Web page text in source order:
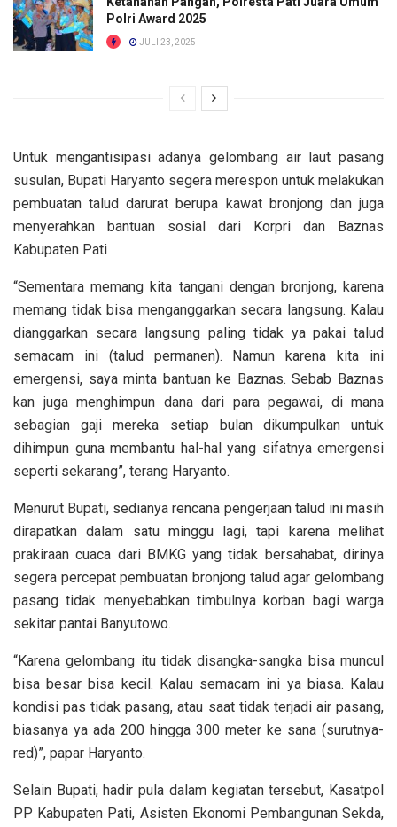
Polri Award 2025
JULI 23, 2025
Untuk mengantisipasi adanya gelombang air laut pasang
susulan, Bupati Haryanto segera merespon untuk melakukan
pembuatan talud darurat berupa kawat bronjong dan juga
menyerahkan bantuan sosial dari Korpri dan Baznas
Kabupaten Pati
“Sementara memang kita tangani dengan bronjong, karena
memang tidak bisa menganggarkan secara langsung. Kalau
dianggarkan secara langsung paling tidak ya pakai talud
semacam ini (talud permanen). Namun karena kita ini
emergensi, saya minta bantuan ke Baznas. Sebab Baznas
kan juga menghimpun dana dari para pegawai, di mana
sebagian gaji mereka setiap bulan dikumpulkan untuk
dihimpun guna membantu hal-hal yang sifatnya emergensi
seperti sekarang”, terang Haryanto.
Menurut Bupati, sedianya rencana pengerjaan talud ini masih
dirapatkan dalam satu minggu lagi, tapi karena melihat
prakiraan cuaca dari BMKG yang tidak bersahabat, dirinya
segera percepat pembuatan bronjong talud agar gelombang
pasang tidak menyebabkan timbulnya korban bagi warga
sekitar pantai Banyutowo.
“Karena gelombang itu tidak disangka-sangka bisa muncul
bisa besar bisa kecil. Kalau semacam ini ya biasa. Kalau
kondisi pas tidak pasang, atau saat tidak terjadi air pasang,
biasanya ya ada 200 hingga 300 meter ke sana (surutnya-
red)”, papar Haryanto.
Selain Bupati, hadir pula dalam kegiatan tersebut, Kasatpol
PP Kabupaten Pati, Asisten Ekonomi Pembangunan Sekda,